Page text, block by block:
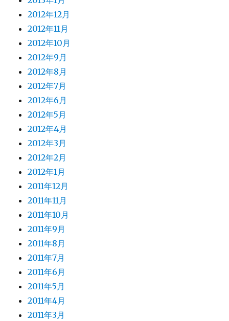
2012年12月
2012年11月
2012年10月
2012年9月
2012年8月
2012年7月
2012年6月
2012年5月
2012年4月
2012年3月
2012年2月
2012年1月
2011年12月
2011年11月
2011年10月
2011年9月
2011年8月
2011年7月
2011年6月
2011年5月
2011年4月
2011年3月